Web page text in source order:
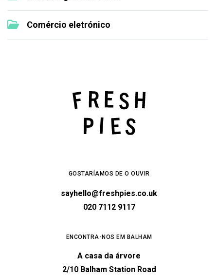
Comércio eletrónico
GOSTARÍAMOS DE O OUVIR
sayhello@freshpies.co.uk
020 7112 9117
ENCONTRA-NOS EM BALHAM
A casa da árvore
2/10 Balham Station Road